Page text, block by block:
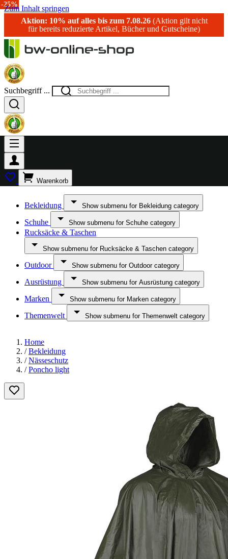
Zum Inhalt springen
Aktion: 10% auf alles bis zum 7.08.26(Aktion gilt nicht
für bereits reduzierte Artikel, Bücher und Gutscheine)
Suchbegriff ...
Warenkorb
Bekleidung Show submenu for Bekleidung category
Schuhe Show submenu for Schuhe category
Rucksäcke & Taschen
Show submenu for Rucksäcke & Taschen category
Outdoor Show submenu for Outdoor category
Ausrüstung Show submenu for Ausrüstung category
Marken Show submenu for Marken category
Themenwelt Show submenu for Themenwelt category
Home
/ Bekleidung
/ Nässeschutz
/ Poncho light
-25%